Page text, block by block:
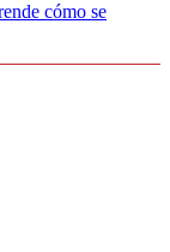
cómo se